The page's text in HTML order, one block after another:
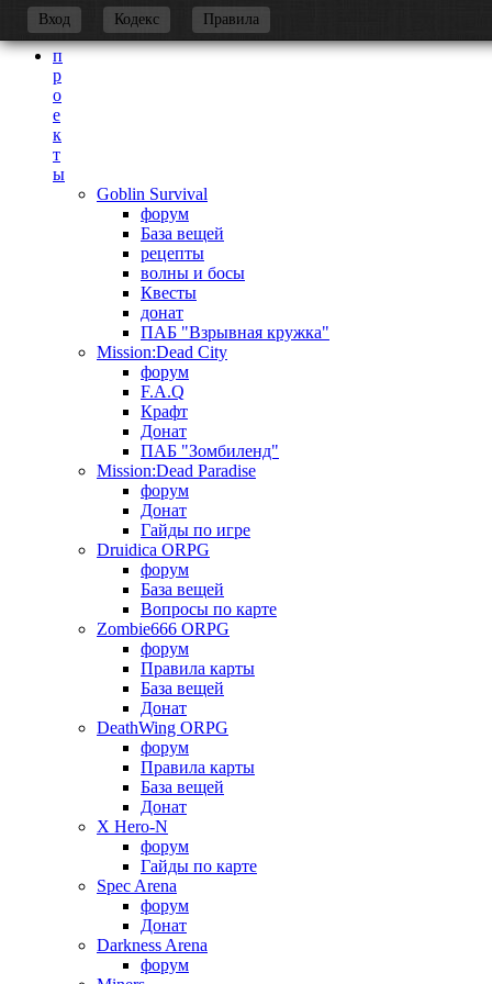
Вход Кодекс Правила
п
р
о
е
к
т
ы
Goblin Survival
форум
База вещей
рецепты
волны и босы
Квесты
донат
ПАБ "Взрывная кружка"
Mission:Dead City
форум
F.A.Q
Крафт
Донат
ПАБ "Зомбиленд"
Mission:Dead Paradise
форум
Донат
Гайды по игре
Druidica ORPG
форум
База вещей
Вопросы по карте
Zombie666 ORPG
форум
Правила карты
База вещей
Донат
DeathWing ORPG
форум
Правила карты
База вещей
Донат
X Hero-N
форум
Гайды по карте
Spec Arena
форум
Донат
Darkness Arena
форум